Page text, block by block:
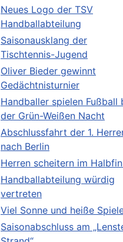
Neues Logo der TSV
Handballabteilung
Saisonausklang der
Tischtennis-Jugend
Oliver Bieder gewinnt
Gedächtnisturnier
Handballer spielen Fußball
der Grün-Weißen Nacht
Abschlussfahrt der 1.
nach Berlin
Herren scheitern im
Handballabteilung würdig
vertreten
Viel Sonne und heiße
Saisonabschluss am